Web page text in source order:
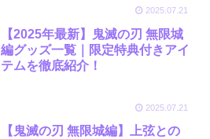
2025.07.21
【2025年最新】鬼滅の刃 無限城
編グッズ一覧｜限定特典付きアイ
テムを徹底紹介！
2025.07.21
【鬼滅の刃 無限城編】上弦との